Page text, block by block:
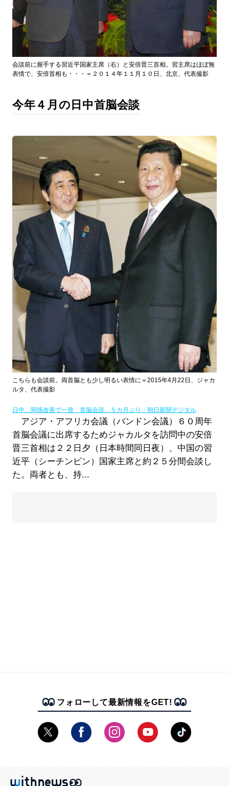
会談前に握手する習近平国家主席（右）と安倍晋三首相。習主席はほぼ無
表情で、安倍首相も・・・＝２０１４年１１月１０日、北京、代表撮影
今年４月の日中首脳会談
こちらも会談前。両首脳とも少し明るい表情に＝2015年4月22日、ジャカ
ルタ、代表撮影
日中、関係改善で一致 首脳会談、５カ月ぶり：朝日新聞デジタル
アジア・アフリカ会議（バンドン会議）６０周年
首脳会議に出席するためジャカルタを訪問中の安倍
晋三首相は２２日夕（日本時間同日夜）、中国の習
近平（シーチンピン）国家主席と約２５分間会談し
た。両者とも、持...
フォローして最新情報をGET!